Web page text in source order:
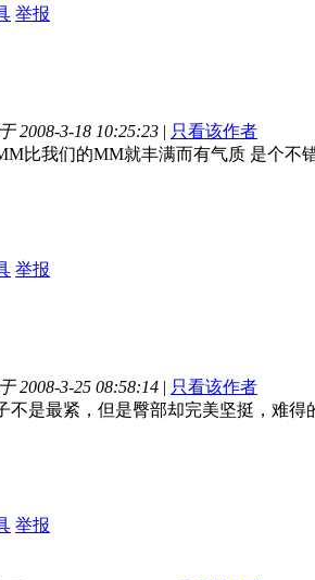
举报
2008-3-18 10:25:23 | 只看该作者
比我们的MM就丰满而有气质 是个不
举报
2008-3-25 08:58:14 | 只看该作者
不是最紧，但是臀部却完美坚挺，难
举报